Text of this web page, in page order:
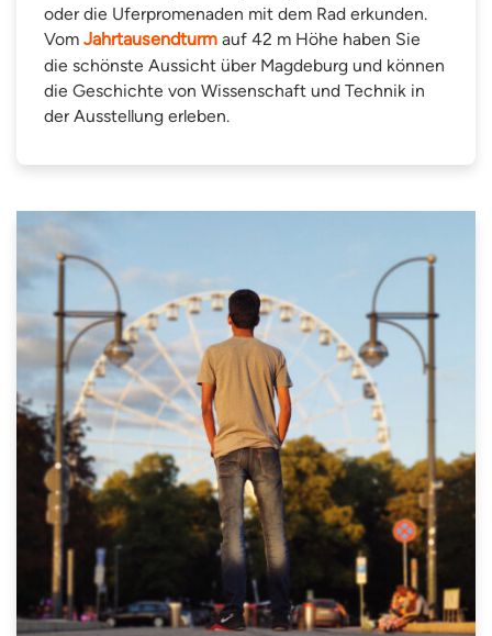
oder die Uferpromenaden mit dem Rad erkunden.
VomJahrtausendturm auf 42 m Höhe haben Sie
die schönste Aussicht über Magdeburg und können
die Geschichte von Wissenschaft und Technik in
der Ausstellung erleben.